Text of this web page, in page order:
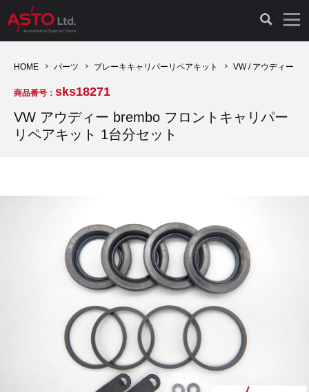
診断機（16）
キープログラマー（4）
オプション品（17）
診断テスター（10）
キープログラマー（20）
安定化電源ユニット（8）
バッテリーテスター（4）
古い車両用診断テスター（10）
バイク用診断テスター（7）
HCB TOOLS（45）
AST TOOLS（51）
ドイツ車（211）
イタリア/フランス車（27）
イギリス車（23）
アメリカ車（15）
オシロスコープ（2）
オシロ関連商品（9）
ドイツ車（427）
イタリア/フランス車（145）
スウェーデン車（45）
ブレーキキャリパーリペアキット（368）
現品修理（77）
リビルト品（58）
イモビライザーOFF（1）
オシロスコープ（10）
アクセサリー（13）
HOME パーツ ブレーキキャリパーリペアキット VW / アウディー
商品番号： sks18271
VW アウディー brembo フロントキャリパー
リペアキット 1台分セット